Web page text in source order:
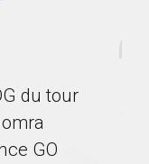
du tour
GO